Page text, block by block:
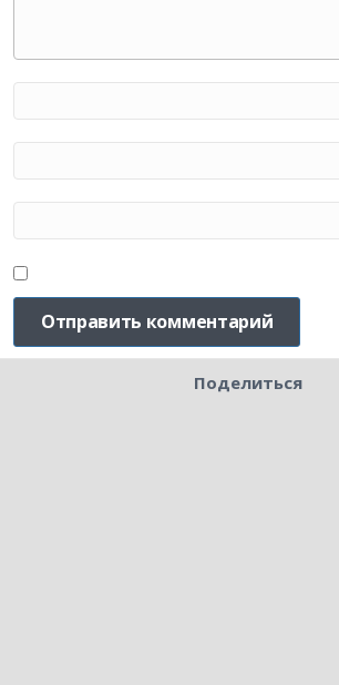
Поделиться